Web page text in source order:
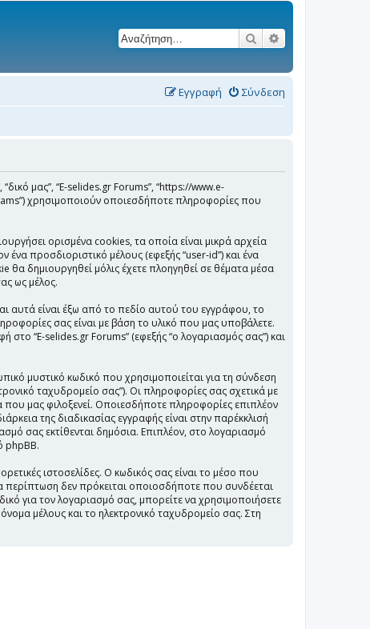
Αναζήτηση
Σύνδεση
Εγγραφή
μας”, “E-selides.gr Forums”, “https://www.e-
χρησιμοποιούν οποιεσδήποτε πληροφορίες που
ορισμένα cookies, τα οποία είναι μικρά αρχεία
προσδιοριστικό μέλους (εφεξής “user-id”) και ένα
δημιουργηθεί μόλις έχετε πλοηγηθεί σε θέματα μέσα
ως μέλος.
αυτά είναι έξω από το πεδίο αυτού του εγγράφου, το
σας είναι με βάση το υλικό που μας υποβάλετε.
στο “E-selides.gr Forums” (εφεξής “ο λογαριασμός σας”) και
μυστικό κωδικό που χρησιμοποιείται για τη σύνδεση
ταχυδρομείο σας”). Οι πληροφορίες σας σχετικά με
μας φιλοξενεί. Οποιεσδήποτε πληροφορίες επιπλέον
της διαδικασίας εγγραφής είναι στην παρέκκλισή
σας εκτίθενται δημόσια. Επιπλέον, στο λογαριασμό
phpBB.
ιστοσελίδες. Ο κωδικός σας είναι το μέσο που
περίπτωση δεν πρόκειται οποιοσδήποτε που συνδέεται
για τον λογαριασμό σας, μπορείτε να χρησιμοποιήσετε
μέλους και το ηλεκτρονικό ταχυδρομείο σας. Στη